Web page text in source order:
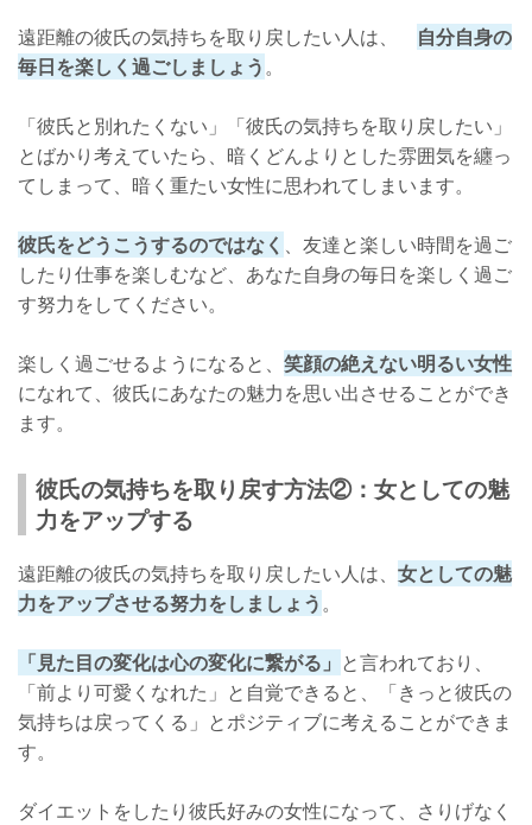
遠距離の彼氏の気持ちを取り戻したい人は、 自分自身の
毎日を楽しく過ごしましょう。
「彼氏と別れたくない」「彼氏の気持ちを取り戻したい」
とばかり考えていたら、暗くどんよりとした雰囲気を纏っ
てしまって、暗く重たい女性に思われてしまいます。
彼氏をどうこうするのではなく 、友達と楽しい時間を過ご
したり仕事を楽しむなど、あなた自身の毎日を楽しく過ご
す努力をしてください。
楽しく過ごせるようになると、 笑顔の絶えない明るい女性
になれて、彼氏にあなたの魅力を思い出させることができ
ます。
彼氏の気持ちを取り戻す方法②：女としての魅
力をアップする
遠距離の彼氏の気持ちを取り戻したい人は、 女としての魅
力をアップさせる努力をしましょう。
「見た目の変化は心の変化に繋がる」 と言われており、
「前より可愛くなれた」と自覚できると、「きっと彼氏の
気持ちは戻ってくる」とポジティブに考えることができま
す。
ダイエットをしたり彼氏好みの女性になって、さりげなく